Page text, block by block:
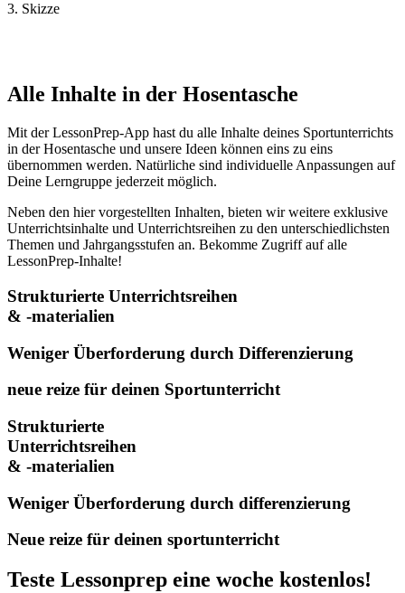
3. Skizze
Alle Inhalte in der Hosentasche
Mit der LessonPrep-App hast du alle Inhalte deines Sportunterrichts
in der Hosentasche und unsere Ideen können eins zu eins
übernommen werden. Natürliche sind individuelle Anpassungen auf
Deine Lerngruppe jederzeit möglich.
Neben den hier vorgestellten Inhalten, bieten wir weitere exklusive
Unterrichtsinhalte und Unterrichtsreihen zu den unterschiedlichsten
Themen und Jahrgangsstufen an. Bekomme Zugriff auf alle
LessonPrep-Inhalte!
Strukturierte Unterrichtsreihen
& -materialien
Weniger Überforderung durch Differenzierung
neue reize für deinen Sportunterricht
Strukturierte
Unterrichtsreihen
& -materialien
Weniger Überforderung durch differenzierung
Neue reize für deinen sportunterricht
Teste Lessonprep eine woche kostenlos!